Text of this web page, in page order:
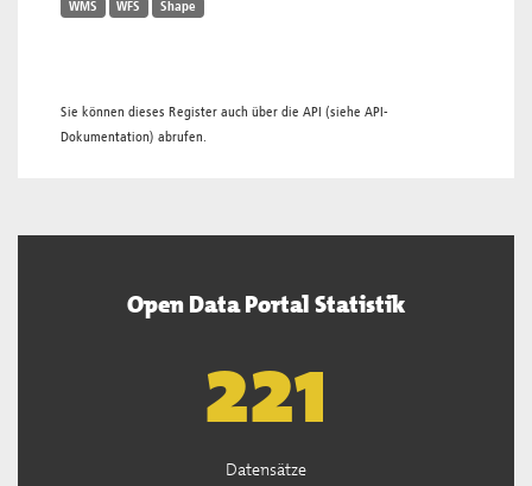
WMS WFS Shape
Sie können dieses Register auch über die API (siehe API-
Dokumentation) abrufen.
Open Data Portal Statistik
222
Datensätze